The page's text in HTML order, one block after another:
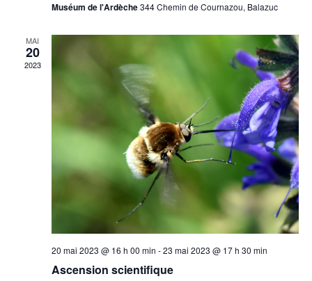
Muséum de l'Ardèche344 Chemin de Cournazou, Balazuc
MAI
20
2023
20 mai 2023 @ 16 h 00 min -23 mai 2023 @ 17 h 30 min
Ascension scientifique